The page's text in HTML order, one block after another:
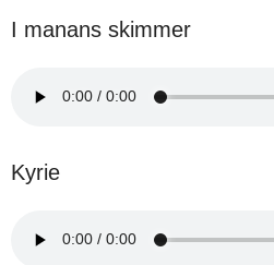
I manans skimmer
Kyrie